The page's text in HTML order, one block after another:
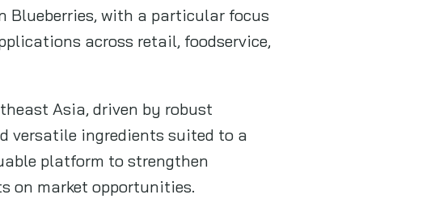
with a particular focus
across retail, foodservice,
Asia, driven by robust
versatile ingredients suited to a
platform to strengthen
on market opportunities.